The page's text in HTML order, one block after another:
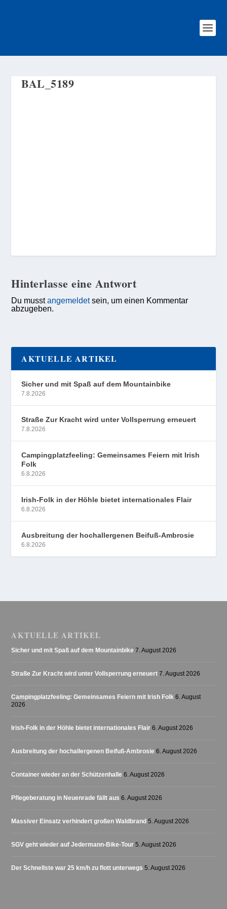
BAL_5189
Hinterlasse eine Antwort
Du musstangemeldetsein, um einen Kommentar
abzugeben.
AKTUELLE ARTIKEL
Sicher und mit Spaß auf dem Mountainbike
7.8.2026
Straße Zur Kracht wird unter Vollsperrung erneuert
7.8.2026
Campingplatzfeeling: Gemeinsames Feiern mit Irish
Folk
6.8.2026
Irish-Folk in der Höhle bietet internationales Flair
6.8.2026
Ausbreitung der hochallergenen Beifuß-Ambrosie
6.8.2026
AKTUELLE ARTIKEL
Sicher und mit Spaß auf dem Mountainbike 7. August 2026
Straße Zur Kracht wird unter Vollsperrung erneuert 7. August 2026
Campingplatzfeeling: Gemeinsames Feiern mit Irish Folk 6. August
2026
Irish-Folk in der Höhle bietet internationales Flair 6. August 2026
Ausbreitung der hochallergenen Beifuß-Ambrosie 6. August 2026
Container wieder an der Schützenhalle 6. August 2026
Pflegeberatung in Neuenrade fällt aus 6. August 2026
Massiver Einsatz verhindert großen Waldbrand 5. August 2026
SGV geht wieder auf Jedermann-Bike-Tour 5. August 2026
Der Schnellste war 25 km/h zu flott unterwegs 5. August 2026